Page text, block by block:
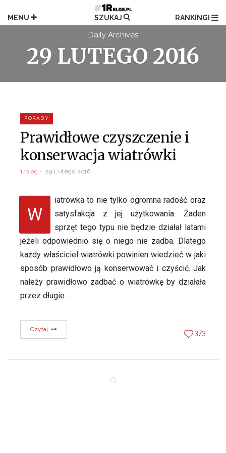
do
treści
MENU SZUKAJ RANKINGI
Daily Archives
29 LUTEGO 2016
PORADY
Prawidłowe czyszczenie i
konserwacja wiatrówki
1rblog 29 Lutego 2016
W
iatrówka to nie tylko ogromna radość oraz
satysfakcja z jej użytkowania. Żaden
sprzęt tego typu nie będzie działał latami
jeżeli odpowiednio się o niego nie zadba. Dlatego
każdy właściciel wiatrówki powinien wiedzieć w jaki
sposób prawidłowo ją konserwować i czyścić. Jak
należy prawidłowo zadbać o wiatrówkę by działała
przez długie…
Czytaj 373